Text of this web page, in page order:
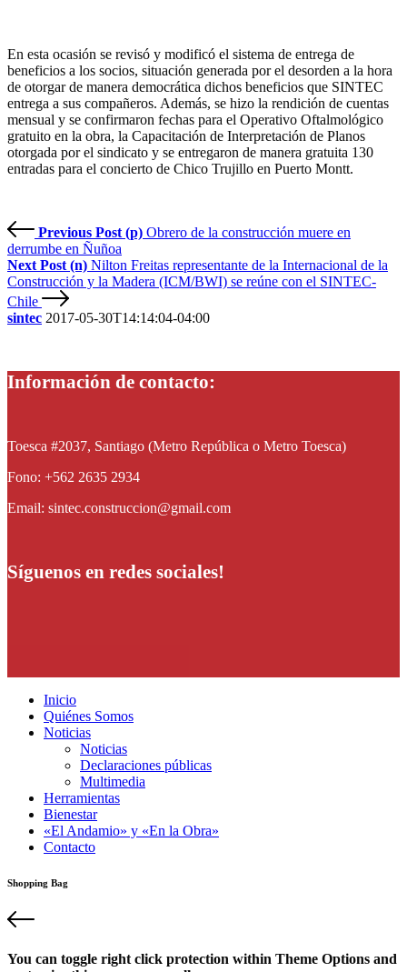
En esta ocasión se revisó y modificó el sistema de entrega de
beneficios a los socios, situación generada por el desorden a la hora
de otorgar de manera democrática dichos beneficios que SINTEC
entrega a sus compañeros. Además, se hizo la rendición de cuentas
mensual y se confirmaron fechas para el Operativo Oftalmológico
gratuito en la obra, la Capacitación de Interpretación de Planos
otorgada por el sindicato y se entregaron de manera gratuita 130
entradas para el concierto de Chico Trujillo en Puerto Montt.
Previous Post (p) Obrero de la construcción muere en
derrumbe en Ñuñoa
Next Post (n) Nilton Freitas representante de la Internacional de la
Construcción y la Madera (ICM/BWI) se reúne con el SINTEC-
Chile
sintec 2017-05-30T14:14:04-04:00
Información de contacto:
Toesca #2037, Santiago (Metro República o Metro Toesca)
Fono: +562 2635 2934
Email: sintec.construccion@gmail.com
Síguenos en redes sociales!
Inicio
Quiénes Somos
Noticias
Noticias
Declaraciones públicas
Multimedia
Herramientas
Bienestar
«El Andamio» y «En la Obra»
Contacto
Shopping Bag
You can toggle right click protection within Theme Options and